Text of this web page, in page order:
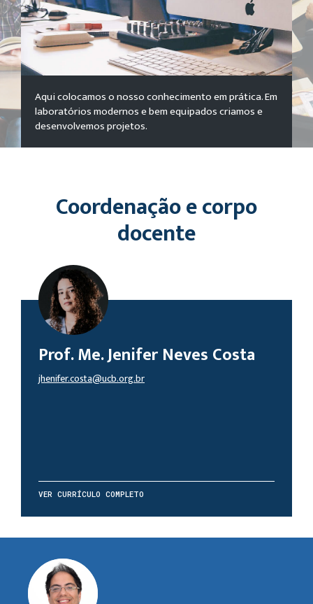
Aqui colocamos o nosso conhecimento em prática. Em
laboratórios modernos e bem equipados criamos e
desenvolvemos projetos.
Coordenação e corpo
docente
Prof. Me. Jenifer Neves Costa
jhenifer.costa@ucb.org.br
VER CURRÍCULO COMPLETO